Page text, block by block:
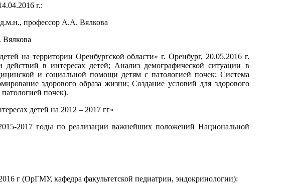
г.:
профессор А.А. Вялкова
на территории Оренбургской области» г. Оренбург, 20.05.2016 г.
действий в интересах детей; Анализ демографической ситуации в
и социальной помощи детям с патологией почек; Система
здорового образа жизни; Создание условий для здорового
почек).
детей на 2012 – 2017 гг»
2017 годы по реализации важнейших положений Национальной
г (ОрГМУ, кафедра факультетской педиатрии, эндокринологии):